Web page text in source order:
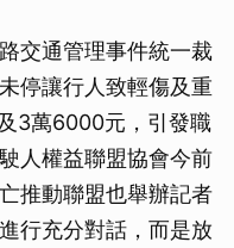
交通管理事件統一裁
停讓行人致輕傷及重
3萬6000元，引發職
人權益聯盟協會今前
推動聯盟也舉辦記者
行充分對話，而是放